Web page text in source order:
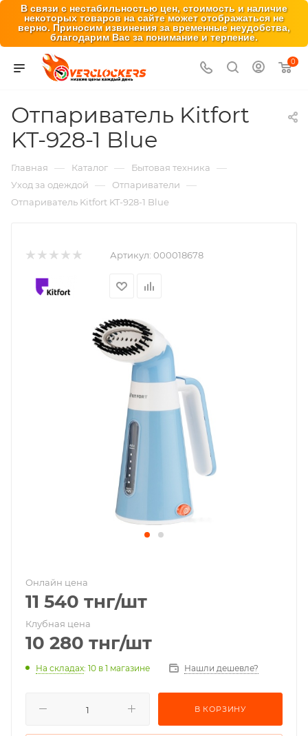
В связи с нестабильностью цен, стоимость и наличие
некоторых товаров на сайте может отображаться не
верно. Приносим извинения за временные неудобства,
благодарим Вас за понимание и терпение.
0
Отпариватель Kitfort
KT-928-1 Blue
Главная — Каталог — Бытовая техника —
Уход за одеждой — Отпариватели —
Отпариватель Kitfort KT-928-1 Blue
Артикул: 000018678
Онлайн цена
11 540 тнг/шт
Клубная цена
10 280 тнг/шт
На складах: 10 в 1 магазине Нашли дешевле?
В КОРЗИНУ